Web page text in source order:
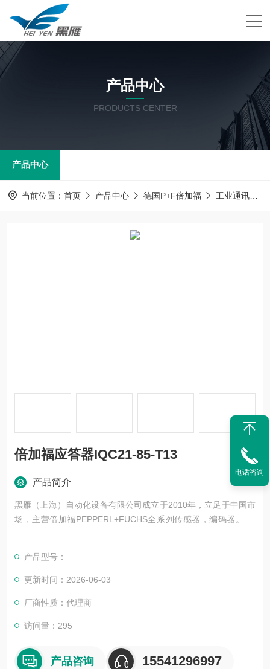
产品中心
PRODUCTS CENTER
产品中心
当前位置： 首页 产品中心 德国P+F倍加福 工业通讯
倍加福应答器IQC21-85-T13
产品简介
黑雁（上海）自动化设备有限公司成立于2010年，立足于中国市
场，主营倍加福PEPPERL+FUCHS全系列传感器，编码器。 公
司以倍加福产品为核心，主要服务内容为：工业自动化产品的销
化产品周边软件技术研发服务。 我们以专业的技术水准、热忱的
工作态度、充沛的产品库存，努力为您提供优质的服务，
产品型号：
更新时间：2026-06-03
厂商性质：代理商
访问量：295
产品咨询 15541296997
电话咨询